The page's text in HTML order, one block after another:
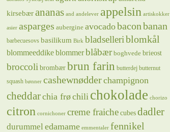
kirsebær ananas and andelever appelsin artiskokker
asier asparges aubergine avocadobaconbanan
barbecuesovs basilikum Birk bladselleriblomkål
blommeeddikeblommerblåbær boghvede brieost
broccoli brombær brun farin butterdej butternut
squash bønner cashewnødderchampignon
cheddarchia frøchili chokolade chorizo
citron cornichoner creme fraiche cubes dadler
durummeledamame emmentaler fennikel